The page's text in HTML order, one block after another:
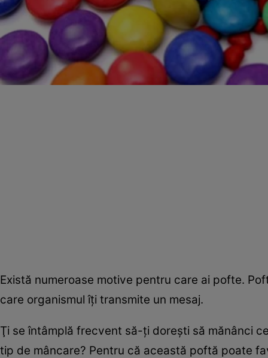
Există numeroase motive pentru care ai pofte.
care organismul îţi transmite un mesaj.
Ţi se întâmplă frecvent să-ţi doreşti să mănânci
tip de mâncare? Pentru că această poftă poate